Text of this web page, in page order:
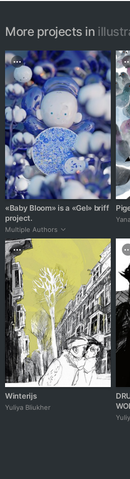
More projects in
«Baby Bloom» is a «Gel» briff
project.
Multiple Authors
Winterijs
Yuliya Bliukher